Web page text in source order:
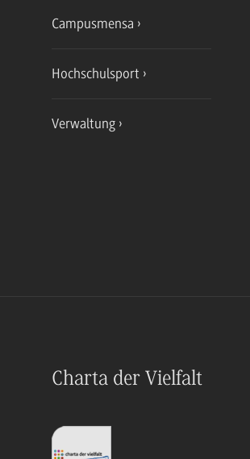
Campusmensa
Hochschulsport
Verwaltung
Charta der Vielfalt